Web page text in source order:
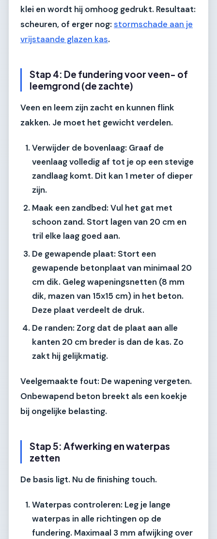
klei en wordt hij omhoog gedrukt. Resultaat:
scheuren, of erger nog: stormschade aan je
vrijstaande glazen kas.
Stap 4: De fundering voor veen- of
leemgrond (de zachte)
Veen en leem zijn zacht en kunnen flink
zakken. Je moet het gewicht verdelen.
Verwijder de bovenlaag: Graaf de
veenlaag volledig af tot je op een stevige
zandlaag komt. Dit kan 1 meter of dieper
zijn.
Maak een zandbed: Vul het gat met
schoon zand. Stort lagen van 20 cm en
tril elke laag goed aan.
De gewapende plaat: Stort een
gewapende betonplaat van minimaal 20
cm dik. Geleg wapeningsnetten (8 mm
dik, mazen van 15x15 cm) in het beton.
Deze plaat verdeelt de druk.
De randen: Zorg dat de plaat aan alle
kanten 20 cm breder is dan de kas. Zo
zakt hij gelijkmatig.
Veelgemaakte fout: De wapening vergeten.
Onbewapend beton breekt als een koekje
bij ongelijke belasting.
Stap 5: Afwerking en waterpas
zetten
De basis ligt. Nu de finishing touch.
Waterpas controleren: Leg je lange
waterpas in alle richtingen op de
fundering. Maximaal 3 mm afwijking over